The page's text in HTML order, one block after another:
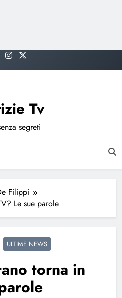
Tv
segreti
Filippi
Le sue parole
ULTIME NEWS
torna in